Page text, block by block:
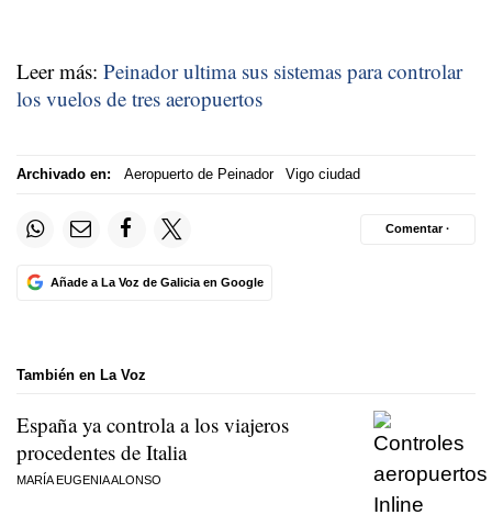
Leer más: Peinador ultima sus sistemas para controlar
los vuelos de tres aeropuertos
Archivado en: Aeropuerto de Peinador Vigo ciudad
Añade a La Voz de Galicia en Google
Comentar ·
También en La Voz
España ya controla a los viajeros
procedentes de Italia
MARÍA EUGENIA ALONSO